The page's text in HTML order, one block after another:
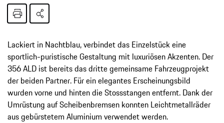
Lackiert in Nachtblau, verbindet das Einzelstück eine
sportlich-puristische Gestaltung mit luxuriösen Akzenten. Der
356 ALD ist bereits das dritte gemeinsame Fahrzeugprojekt
der beiden Partner. Für ein elegantes Erscheinungsbild
wurden vorne und hinten die Stossstangen entfernt. Dank der
Umrüstung auf Scheibenbremsen konnten Leichtmetallräder
aus gebürstetem Aluminium verwendet werden.